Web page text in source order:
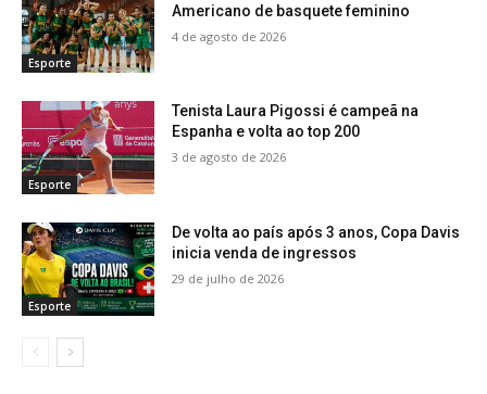
Esporte
Americano de basquete feminino
4 de agosto de 2026
Esporte
Tenista Laura Pigossi é campeã na
Espanha e volta ao top 200
3 de agosto de 2026
Esporte
De volta ao país após 3 anos, Copa Davis
inicia venda de ingressos
29 de julho de 2026